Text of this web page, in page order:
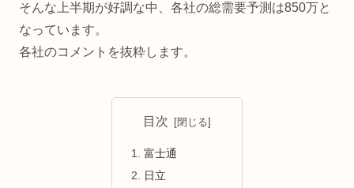
そんな上半期が好調な中、各社の総需要予測は850万と
なっています。
各社のコメントを抜粋します。
目次
富士通
日立